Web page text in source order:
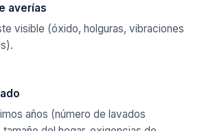
averías
visible (óxido, holguras, vibraciones
años (número de lavados